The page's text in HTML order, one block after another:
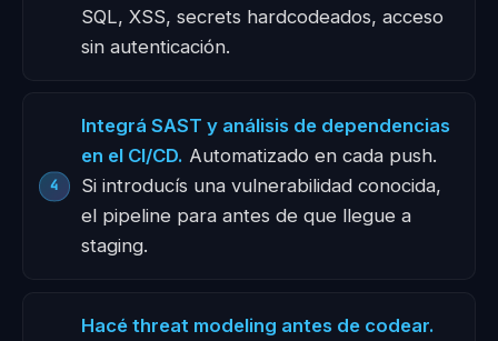
SQL, XSS, secrets hardcodeados, acceso
sin autenticación.
Integrá SAST y análisis de dependencias
en el CI/CD. Automatizado en cada push.
Si introducís una vulnerabilidad conocida,
el pipeline para antes de que llegue a
staging.
Hacé threat modeling antes de codear.